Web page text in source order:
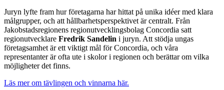
Juryn lyfte fram hur företagarna har hittat på unika idéer med klara
målgrupper, och att hållbarhetsperspektivet är centralt. Från
Jakobstadsregionens regionutvecklingsbolag Concordia satt
regionutvecklare Fredrik Sandelin i juryn. Att stödja ungas
företagsamhet är ett viktigt mål för Concordia, och våra
representanter är ofta ute i skolor i regionen och berättar om vilka
möjligheter det finns.
Läs mer om tävlingen och vinnarna här.